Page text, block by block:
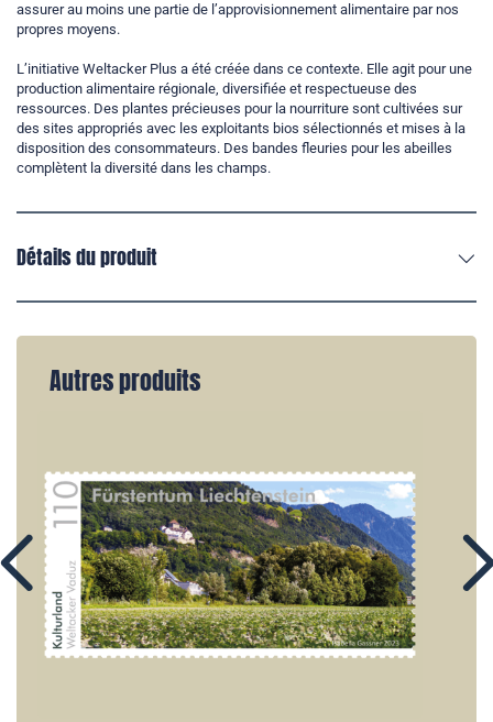
assurer au moins une partie de l’approvisionnement alimentaire par nos
propres moyens.
L’initiative Weltacker Plus a été créée dans ce contexte. Elle agit pour une
production alimentaire régionale, diversifiée et respectueuse des
ressources. Des plantes précieuses pour la nourriture sont cultivées sur
des sites appropriés avec les exploitants bios sélectionnés et mises à la
disposition des consommateurs. Des bandes fleuries pour les abeilles
complètent la diversité dans les champs.
Détails du produit
Autres produits